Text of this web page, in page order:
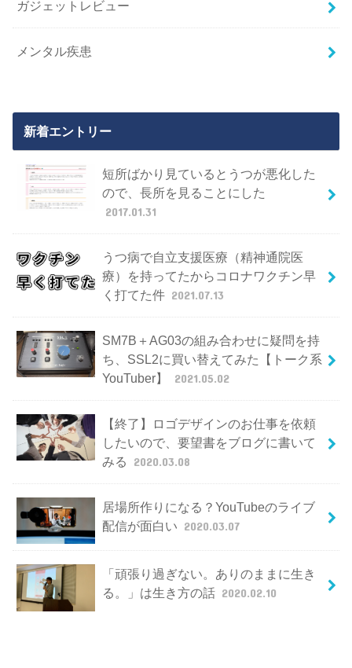
ガジェットレビュー
メンタル疾患
新着エントリー
短所ばかり見ているとうつが悪化した
ので、長所を見ることにした
2017.01.31
うつ病で自立支援医療（精神通院医
療）を持ってたからコロナワクチン早
く打てた件 2021.07.13
SM7B＋AG03の組み合わせに疑問を持
ち、SSL2に買い替えてみた【トーク系
YouTuber】
2021.05.02
【終了】ロゴデザインのお仕事を依頼
したいので、要望書をブログに書いて
みる
2020.03.08
居場所作りになる？YouTubeのライブ
配信が面白い 2020.03.07
「頑張り過ぎない。ありのままに生き
る。」は生き方の話 2020.02.10